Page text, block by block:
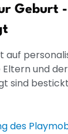
Geburt
auf
und
sind